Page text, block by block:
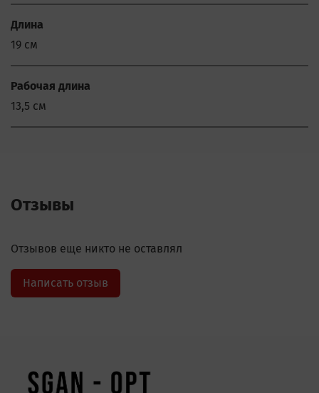
Длина
19 см
Рабочая длина
13,5 см
Отзывы
Отзывов еще никто не оставлял
Написать отзыв